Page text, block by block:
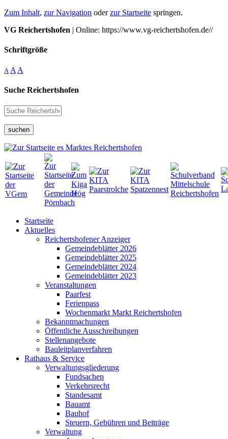
Zum Inhalt, zur Navigation oderzur Startseite springen.
VG Reichertshofen | Online: https://www.vg-reichertshofen.de//
Schriftgröße
A A A
Suche Reichertshofen
suchen
Startseite
Aktuelles
Reichertshofener Anzeiger
Gemeindeblätter 2026
Gemeindeblätter 2025
Gemeindeblätter 2024
Gemeindeblätter 2023
Veranstaltungen
Paarfest
Ferienpass
Wochenmarkt Markt Reichertshofen
Bekanntmachungen
Öffentliche Ausschreibungen
Stellenangebote
Bauleitplanverfahren
Rathaus & Service
Verwaltungsgliederung
Fundsachen
Verkehrsrecht
Standesamt
Bauamt
Bauhof
Steuern, Gebühren und Beiträge
Verwaltung